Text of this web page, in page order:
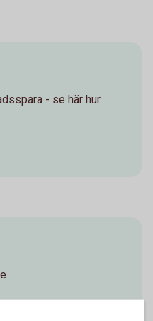
- se här hur